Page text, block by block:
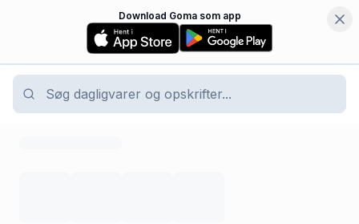
Download Goma som app